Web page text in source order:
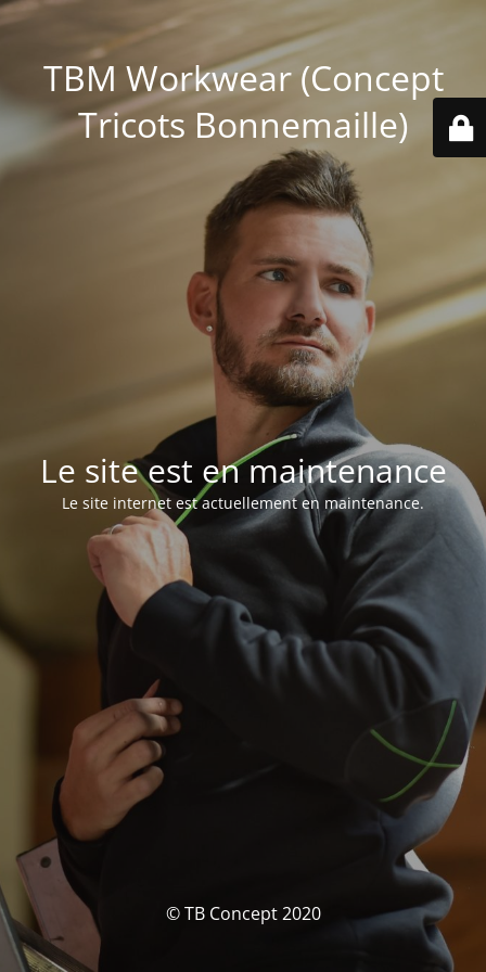
TBM Workwear (Concept
Tricots Bonnemaille)
Le site est en maintenance
Le site internet est actuellement en maintenance.
© TB Concept 2020